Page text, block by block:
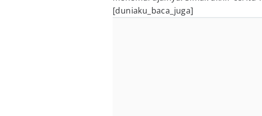
[duniaku_baca_juga]